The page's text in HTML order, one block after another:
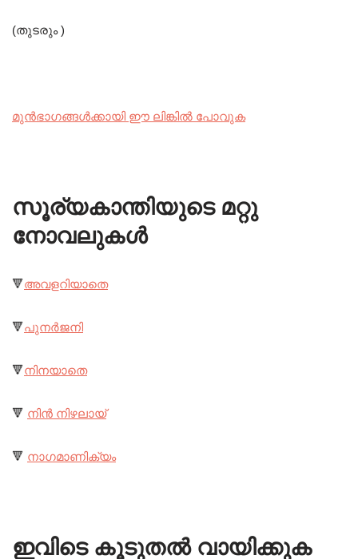
(തുടരും )
മുൻഭാഗങ്ങൾക്കായി ഈ ലിങ്കിൽ പോവുക
സൂര്യകാന്തിയുടെ മറ്റു
നോവലുകൾ
🔻അവളറിയാതെ
🔻പുനർജനി
🔻നിനയാതെ
🔻 നിൻ നിഴലായ്
🔻 നാഗമാണിക്യം
ഇവിടെ കൂടുതൽ വായിക്കുക